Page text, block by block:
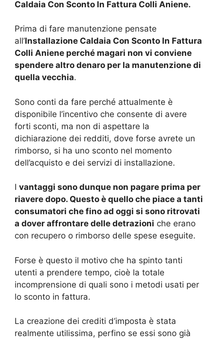
Caldaia Con Sconto In Fattura Colli Aniene.
Prima di fare manutenzione pensate
all’Installazione Caldaia Con Sconto In Fattura
Colli Aniene perché magari non vi conviene
spendere altro denaro per la manutenzione di
quella vecchia.
Sono conti da fare perché attualmente è
disponibile l’incentivo che consente di avere
forti sconti, ma non di aspettare la
dichiarazione dei redditi, dove forse avrete un
rimborso, si ha uno sconto nel momento
dell’acquisto e dei servizi di installazione.
I vantaggi sono dunque non pagare prima per
riavere dopo. Questo è quello che piace a tanti
consumatori che fino ad oggi si sono ritrovati
a dover affrontare delle detrazioni che erano
con recupero o rimborso delle spese eseguite.
Forse è questo il motivo che ha spinto tanti
utenti a prendere tempo, cioè la totale
incomprensione di quali sono i metodi usati per
lo sconto in fattura.
La creazione dei crediti d’imposta è stata
realmente utilissima, perfino se essi sono già